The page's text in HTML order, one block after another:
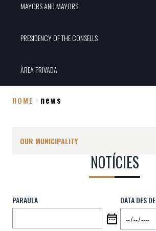
MAYORS AND MAYORS
PRESIDENCY OF THE CONSELLS
ÀREA PRIVADA
HOME news
OUR MUNICIPALITY
NOTÍCIES
PARAULA DATA DES DE